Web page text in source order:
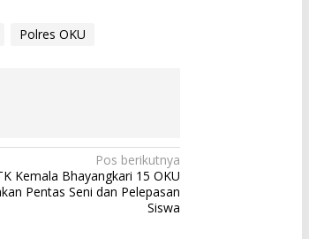
Polres OKU
Pos berikutnya
Kemala Bhayangkari 15 OKU
Pentas Seni dan Pelepasan
Siswa